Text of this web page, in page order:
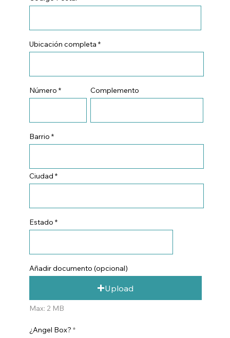
Ubicación completa
Número Complemento
Barrio
Ciudad
Estado
Añadir documento (opcional)
Upload
Max: 2 MB
¿Angel Box? *